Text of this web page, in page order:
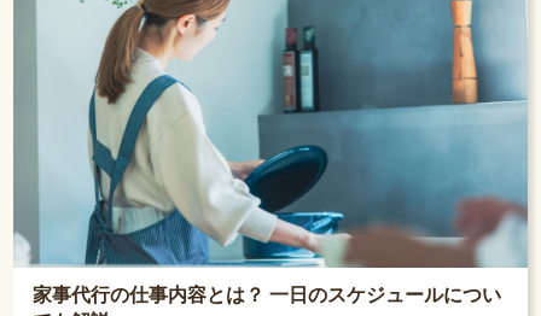
家事代行の仕事内容とは？ 一日のスケジュールについ